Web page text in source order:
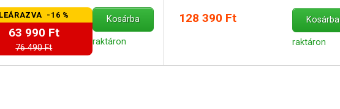
LEÁRAZVA -16 %
63 990 Ft
76 490 Ft
Kosárba
raktáron
128 390 Ft Kosárba
raktáron